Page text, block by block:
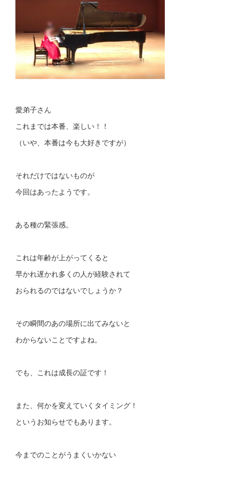
愛弟子さん
これまでは本番、楽しい！！
（いや、本番は今も大好きですが）
それだけではないものが
今回はあったようです。
ある種の緊張感。
これは年齢が上がってくると
早かれ遅かれ多くの人が経験されて
おられるのではないでしょうか？
その瞬間のあの場所に出てみないと
わからないことですよね。
でも、これは成長の証です！
また、何かを変えていくタイミング！
というお知らせでもあります。
今までのことがうまくいかない